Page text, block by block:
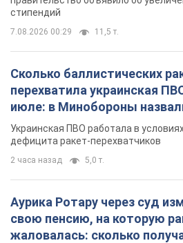
стипендий
7.08.2026 00:29 11,5 т.
Сколько баллистических
перехватила украинская
июле: в Минобороны
Украинская ПВО работала в
дефицита ракет-перехватчиков
2 часа назад 5,0 т.
Аурика Ротару через суд
свою пенсию, на которую
жаловалась: сколько